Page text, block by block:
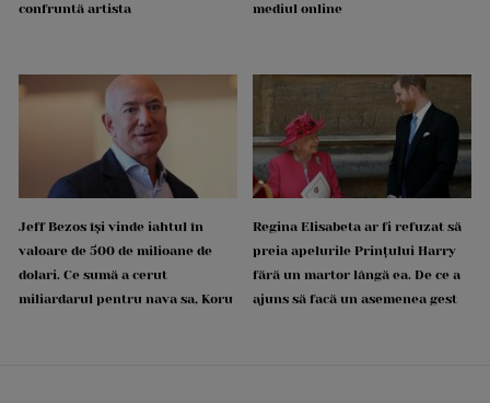
confruntă artista mediul online
Jeff Bezos își vinde iahtul în
valoare de 500 de milioane de
dolari. Ce sumă a cerut
miliardarul pentru nava sa, Koru
Regina Elisabeta ar fi refuzat să
preia apelurile Prințului Harry
fără un martor lângă ea. De ce a
ajuns să facă un asemenea gest